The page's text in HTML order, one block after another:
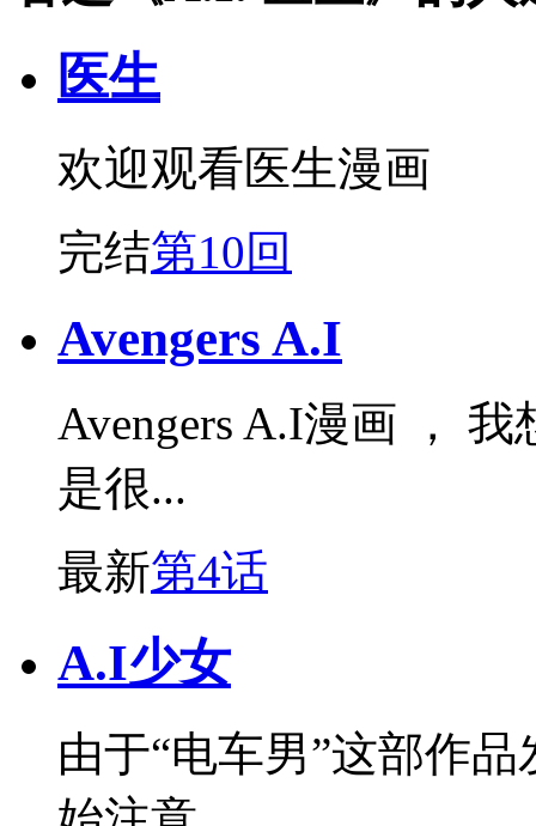
医生
欢迎观看医生漫画
完结第10回
Avengers A.I
Avengers A.I漫画 ，
是很...
最新第4话
A.I少女
由于“电车男”这部作